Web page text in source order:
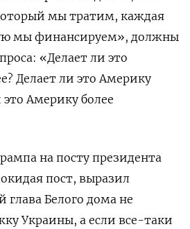
мы тратим, каждая
мы финансируем», должны
«Делает ли это
Делает ли это Америку
это Америку более
на посту президента
пост, выразил
Белого дома не
Украины, а если все-таки